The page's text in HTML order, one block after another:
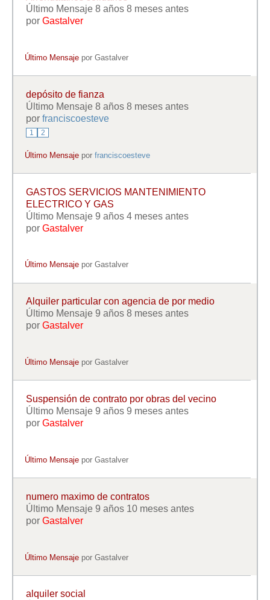
Último Mensaje 8 años 8 meses antes
por Gastalver
Último Mensaje porGastalver
depósito de fianza
Último Mensaje 8 años 8 meses antes
por franciscoesteve
1 2
Último Mensaje porfranciscoesteve
GASTOS SERVICIOS MANTENIMIENTO
ELECTRICO Y GAS
Último Mensaje 9 años 4 meses antes
por Gastalver
Último Mensaje porGastalver
Alquiler particular con agencia de por medio
Último Mensaje 9 años 8 meses antes
por Gastalver
Último Mensaje porGastalver
Suspensión de contrato por obras del vecino
Último Mensaje 9 años 9 meses antes
por Gastalver
Último Mensaje porGastalver
numero maximo de contratos
Último Mensaje 9 años 10 meses antes
por Gastalver
Último Mensaje porGastalver
alquiler social